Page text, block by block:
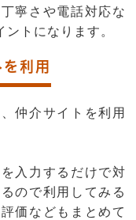
寧さや電話対応な
トになります。
利用
仲介サイトを利用
入力するだけで対
ので利用してみる
価などもまとめて